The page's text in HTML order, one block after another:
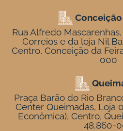
Rua Alfredo
Correios e da loja Nil
Centro, Conceição da
000
Praça Barão do Rio
Center Queimadas, Loja
Econômica), Centro,
48.860-